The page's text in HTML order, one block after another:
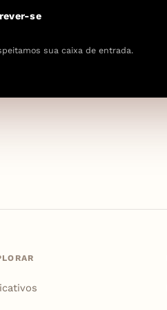
se
sua caixa de entrada.